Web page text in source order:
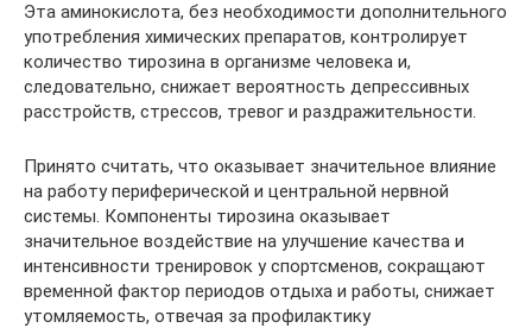
Эта аминокислота, без необходимости дополнительного
употребления химических препаратов, контролирует
количество тирозина в организме человека и,
следовательно, снижает вероятность депрессивных
расстройств, стрессов, тревог и раздражительности.
Принято считать, что оказывает значительное влияние
на работу периферической и центральной нервной
системы. Компоненты тирозина оказывает
значительное воздействие на улучшение качества и
интенсивности тренировок у спортсменов, сокращают
временной фактор периодов отдыха и работы, снижает
утомляемость, отвечая за профилактику